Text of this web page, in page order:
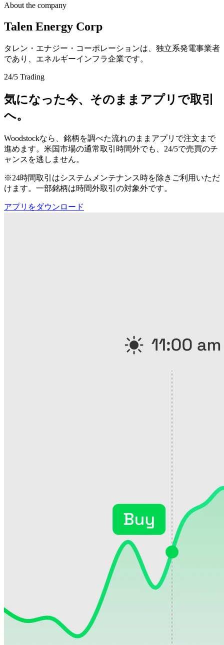
About the company
Talen Energy Corp
タレン・エナジー・コーポレーションは、独立系発電事業者
であり、エネルギーインフラ企業です。
24/5 Trading
気になった今、そのままアプリで取引
へ。
Woodstockなら、銘柄を調べた流れのままアプリで注文まで
進めます。米国市場の通常取引時間外でも、24/5で売買のチ
ャンスを逃しません。
※24時間取引はシステムメンテナンス時を除きご利用いただ
けます。一部銘柄は時間外取引の対象外です。
アプリをダウンロード